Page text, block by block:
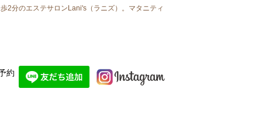
2分のエステサロンLani's（ラニズ）。マタニティ